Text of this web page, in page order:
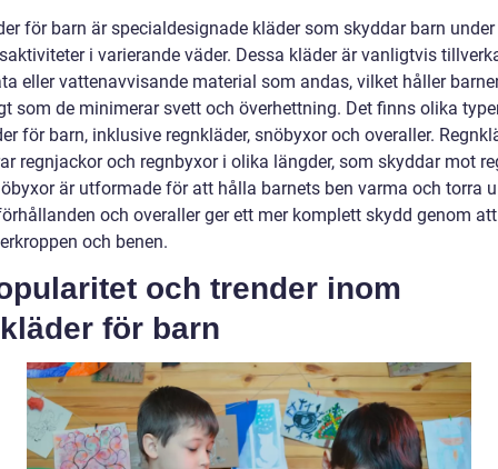
för barn är specialdesignade kläder som skyddar barn under
i varierande väder. Dessa kläder är vanligtvis
eller vattenavvisande material som andas, vilket håller
som de minimerar svett och överhettning. Det finns olika
för barn, inklusive regnkläder, snöbyxor och overaller.
regnjackor och regnbyxor i olika längder, som skyddar mot
är utformade för att hålla barnets ben varma och torra
och overaller ger ett mer komplett skydd genom
och benen.
och trender inom
för barn